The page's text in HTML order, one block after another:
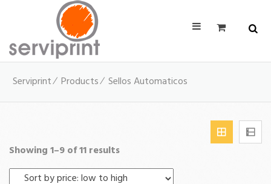
Serviprint∕ Products∕ Sellos Automaticos
Showing 1–9 of 11 results